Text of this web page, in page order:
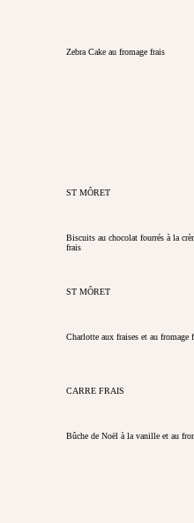
Zebra Cake au fromage frais
ST MÔRET
Biscuits au chocolat fourrés à la
frais
ST MÔRET
Charlotte aux fraises et au fromage
CARRE FRAIS
Bûche de Noël à la vanille et au